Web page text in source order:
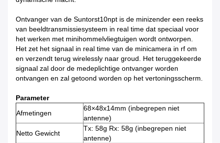
Ontvanger van de Suntorst10npt is de minizender een reeks
van beeldtransmissiesysteem in real time dat speciaal voor
het werken met minihommelvliegtuigen wordt ontworpen.
Het zet het signaal in real time van de minicamera in rf om
en verzendt terug wirelessly naar groud. Het teruggekeerde
signaal zal door de medeplichtige ontvanger worden
ontvangen en zal getoond worden op het vertoningsscherm.
Parameter
Afmetingen
68×48x14mm (inbegrepen niet
antenne)
Netto Gewicht
Tx: 58g Rx: 58g (inbegrepen niet
antenne)